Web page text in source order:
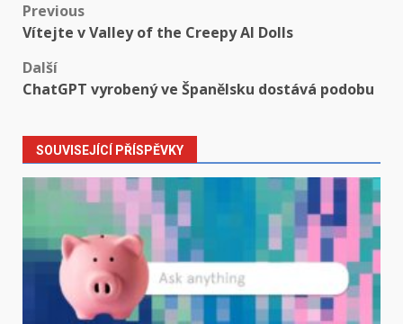
Post
navigation
Previous
Vítejte v Valley of the Creepy AI Dolls
Další
ChatGPT vyrobený ve Španělsku dostává podobu
SOUVISEJÍCÍ PŘÍSPĚVKY